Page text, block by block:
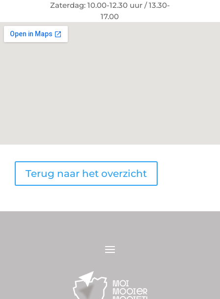
Zaterdag: 10.00-12.30 uur / 13.30-
17.00
Terug naar het overzicht